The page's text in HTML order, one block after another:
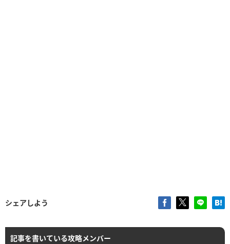
シェアしよう
記事を書いている攻略メンバー